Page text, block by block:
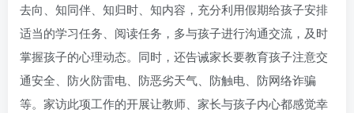
去向、知同伴、知归时、知内容，充分利用假期给孩子安排
适当的学习任务、阅读任务，多与孩子进行沟通交流，及时
掌握孩子的心理动态。同时，还告诫家长要教育孩子注意交
通安全、防火防雷电、防恶劣天气、防触电、防网络诈骗
等。家访此项工作的开展让教师、家长与孩子内心都感觉幸